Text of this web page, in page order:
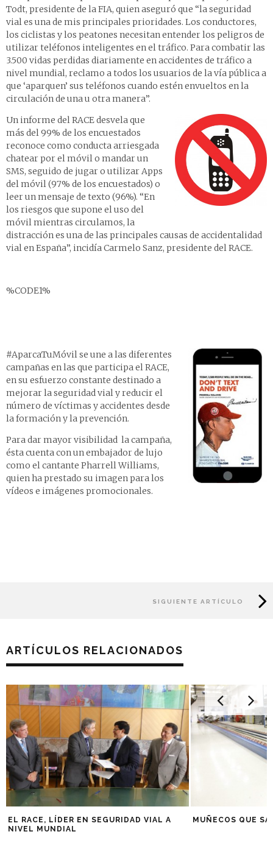
Todt, presidente de la FIA, quien aseguró que “la seguridad
vial es una de mis principales prioridades. Los conductores,
los ciclistas y los peatones necesitan entender los peligros de
utilizar teléfonos inteligentes en el tráfico. Para combatir las
3.500 vidas perdidas diariamente en accidentes de tráfico a
nivel mundial, reclamo a todos los usuarios de la vía pública a
que ‘aparquen’ sus teléfonos cuando estén envueltos en la
circulación de una u otra manera”.
Un informe del RACE desvela que
más del 99% de los encuestados
reconoce como conducta arriesgada
chatear por el móvil o mandar un
SMS, seguido de jugar o utilizar Apps
del móvil (97% de los encuestados) o
leer un mensaje de texto (96%). “En
los riesgos que supone el uso del
móvil mientras circulamos, la
distracción es una de las principales causas de accidentalidad
vial en España”, incidía Carmelo Sanz, presidente del RACE.
%CODE1%
#AparcaTuMóvil se une a las diferentes
campañas en las que participa el RACE,
en su esfuerzo constante destinado a
mejorar la seguridad vial y reducir el
número de víctimas y accidentes desde
la formación y la prevención.
Para dar mayor visibilidad la campaña,
ésta cuenta con un embajador de lujo
como el cantante Pharrell Williams,
quien ha prestado su imagen para los
vídeos e imágenes promocionales.
SIGUIENTE ARTÍCULO
ARTÍCULOS RELACIONADOS
EL RACE, LÍDER EN SEGURIDAD VIAL A
NIVEL MUNDIAL
MUÑECOS QUE